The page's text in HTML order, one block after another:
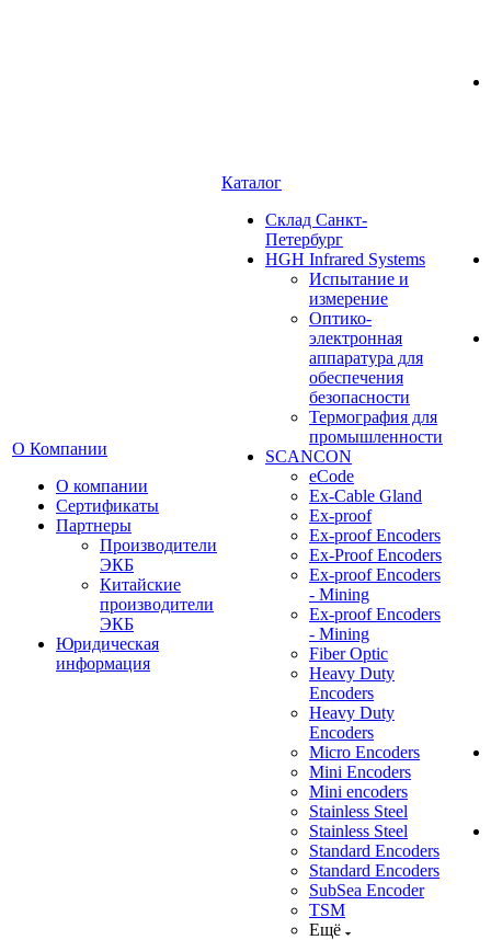
О Компании
О компании
Сертификаты
Партнеры
Производители
ЭКБ
Китайские
производители
ЭКБ
Юридическая
информация
Каталог
Cклад Санкт-
Петербург
HGH Infrared Systems
Испытание и
измерение
Оптико-
электронная
аппаратура для
обеспечения
безопасности
Термография для
промышленности
SCANCON
eCode
Ex-Cable Gland
Ex-proof
Ex-proof Encoders
Ex-Proof Encoders
Ex-proof Encoders
- Mining
Ex-proof Encoders
- Mining
Fiber Optic
Heavy Duty
Encoders
Heavy Duty
Encoders
Micro Encoders
Mini Encoders
Mini encoders
Stainless Steel
Stainless Steel
Standard Encoders
Standard Encoders
SubSea Encoder
TSM
Ещё